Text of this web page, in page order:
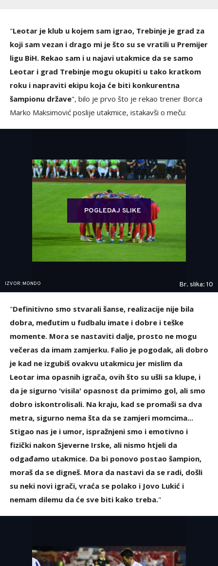
"Leotar je klub u kojem sam igrao, Trebinje je grad za
koji sam vezan i drago mi je što su se vratili u Premijer
ligu BiH. Rekao sam i u najavi utakmice da se samo
Leotar i grad Trebinje mogu okupiti u tako kratkom
roku i napraviti ekipu koja će biti konkurentna
šampionu države", bilo je prvo što je rekao trener Borca
Marko Maksimović poslije utakmice, istakavši o meču:
POGLEDAJ SLIKE
IZVOR: MONDO Br. slika: 10
"Definitivno smo stvarali šanse, realizacije nije bila
dobra, međutim u fudbalu imate i dobre i teške
momente. Mora se nastaviti dalje, prosto ne mogu
večeras da imam zamjerku. Falio je pogodak, ali dobro
je kad ne izgubiš ovakvu utakmicu jer mislim da
Leotar ima opasnih igrača, ovih što su ušli sa klupe, i
da je sigurno 'visila' opasnost da primimo gol, ali smo
dobro iskontrolisali. Na kraju, kad se promaši sa dva
metra, sigurno nema šta da se zamjeri momcima...
Stigao nas je i umor, ispražnjeni smo i emotivno i
fizički nakon Sjeverne Irske, ali nismo htjeli da
odgađamo utakmice. Da bi ponovo postao šampion,
moraš da se digneš. Mora da nastavi da se radi, došli
su neki novi igrači, vraća se polako i Jovo Lukić i
nemam dilemu da će sve biti kako treba."